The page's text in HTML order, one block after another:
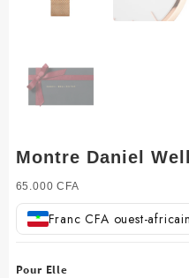
Montre Daniel
65.000CFA
Franc CFA ouest-
Pour Elle